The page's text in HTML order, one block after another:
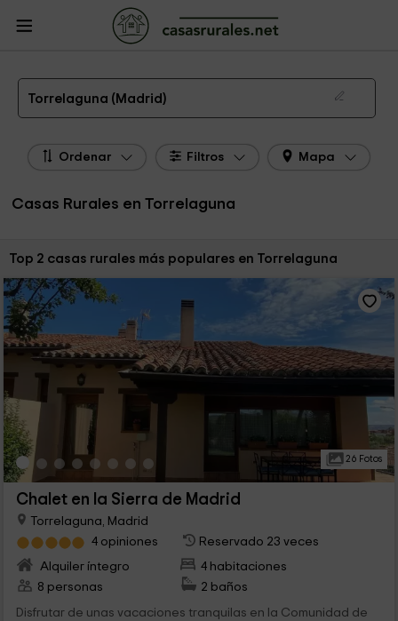
Casas Rurales
Torrelaguna
Las 2 mejores casas rurales en Torrelaguna de 2026
Torrelaguna (Madrid)
Ordenar Filtros Mapa
Casas Rurales en Torrelaguna
Ordenar por:
Top 2 casas rurales más populares en Torrelaguna
26 Fotos
Chalet en la Sierra de Madrid
Torrelaguna, Madrid
4 opiniones
Reservado 23 veces
Alquiler íntegro
4 habitaciones
8 personas
2 baños
Disfrutar de unas vacaciones tranquilas en la Comunidad de